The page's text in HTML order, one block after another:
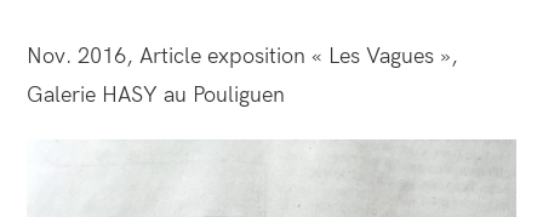
Nov. 2016, Article exposition « Les Vagues »,
Galerie HASY au Pouliguen